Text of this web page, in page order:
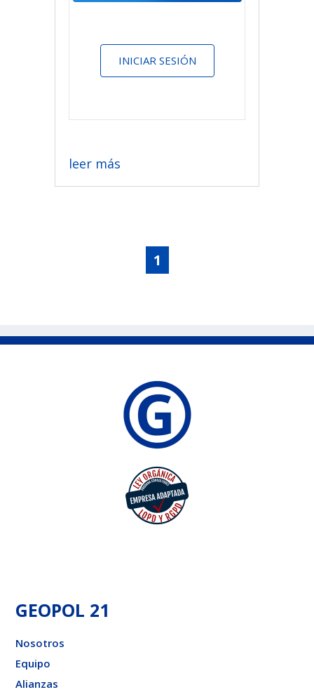
INICIAR SESIÓN
leer más
1
GEOPOL 21
Nosotros
Equipo
Alianzas